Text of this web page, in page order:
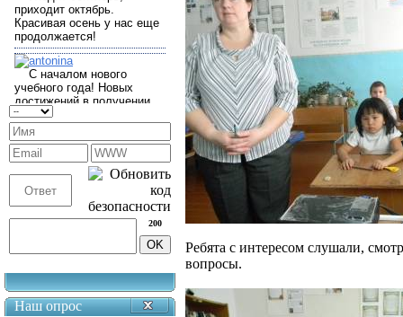
200
Наш опрос
Ребята с интересом слушали,
вопросы.